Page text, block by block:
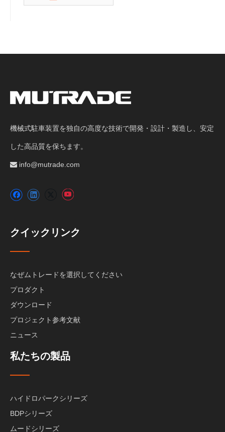
機械式駐車装置を独自の高度な技術で開発・設計・製造し、安定
した高品質を保ちます。
 info@mutrade.com
クイックリンク
なぜムトレードを選択してください
プロダクト
ダウンロード
プロジェクト参考文献
ニュース
私たちの製品
ハイドロパークシリーズ
BDPシリーズ
ムードシリーズ